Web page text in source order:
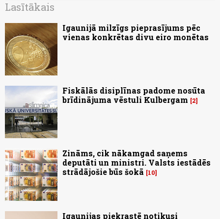
Lasītākais
Igaunijā milzīgs pieprasījums pēc
vienas konkrētas divu eiro monētas
Fiskālās disiplīnas padome nosūta
brīdinājuma vēstuli Kulbergam
2
Zināms, cik nākamgad saņems
deputāti un ministri. Valsts iestādēs
strādājošie būs šokā
10
Igaunijas piekrastē notikusi